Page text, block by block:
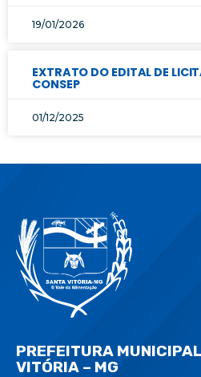
19/01/2026
EXTRATO DO EDITAL DE
CONSEP
01/12/2025
PREFEITURA
VITÓRIA – MG